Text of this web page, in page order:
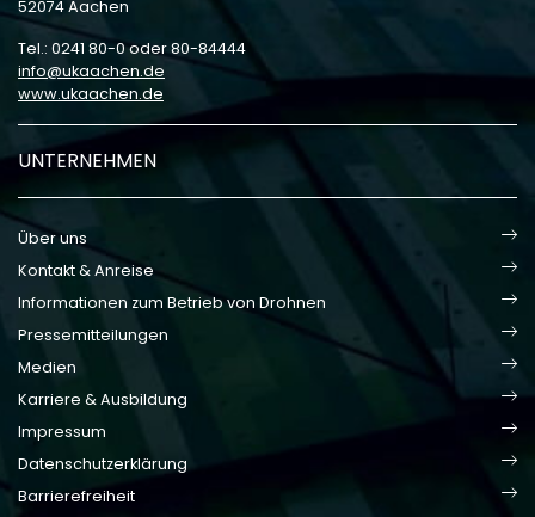
52074 Aachen
Tel.: 0241 80-0 oder 80-84444
info
ukaachen de
www.ukaachen.de
UNTERNEHMEN
Über uns
Kontakt & Anreise
Informationen zum Betrieb von Drohnen
Pressemitteilungen
Medien
Karriere & Ausbildung
Impressum
Datenschutzerklärung
Barrierefreiheit